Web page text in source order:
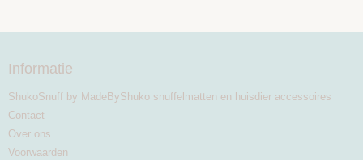
Informatie
ShukoSnuff by MadeByShuko snuffelmatten en huisdier accessoires
Contact
Over ons
Voorwaarden